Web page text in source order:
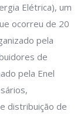
Elétrica), um
ocorreu de 20
pela
de
pela Enel
distribuição de